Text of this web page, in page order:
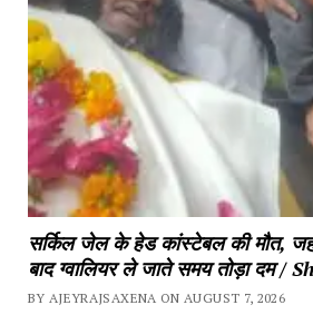
सर्किल जेल के हेड कांस्टेबल की मौत,
बाद ग्वालियर ले जाते समय तोड़ा दम /
BY AJEYRAJSAXENA ON AUGUST 7, 2026